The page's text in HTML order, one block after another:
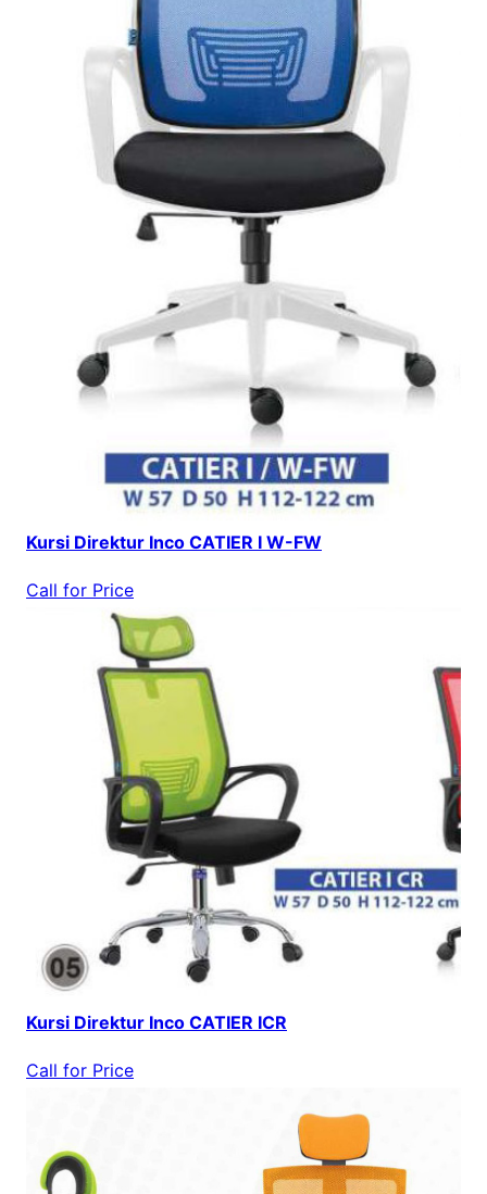
Kursi Direktur Inco CATIER I W-FW
Call for Price
Kursi Direktur Inco CATIER ICR
Call for Price